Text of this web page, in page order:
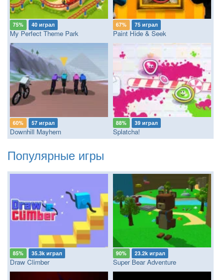
75% 40 играл
My Perfect Theme Park
67% 75 играл
Paint Hide & Seek
60% 57 играл
Downhill Mayhem
88% 39 играл
Splatcha!
Популярные игры
85% 35.3k играл
Draw Climber
90% 23.2k играл
Super Bear Adventure